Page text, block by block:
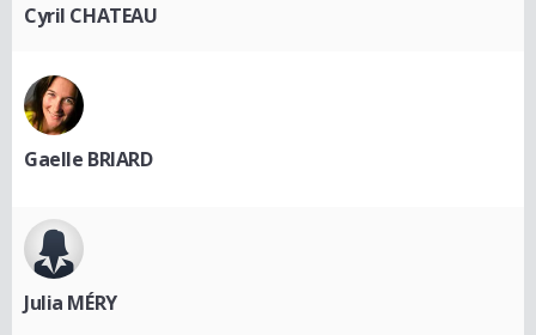
Cyril CHATEAU
Gaelle BRIARD
Julia MÉRY